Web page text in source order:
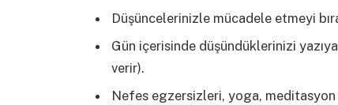
Düşüncelerinizle mücadele etmeyi
Gün içerisinde düşündüklerinizi
verir).
Nefes egzersizleri, yoga,